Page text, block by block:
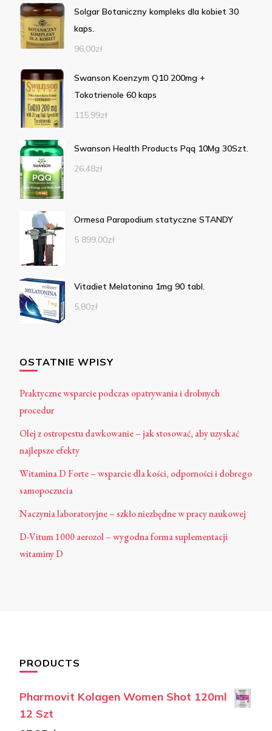
Solgar Botaniczny kompleks dla kobiet 30
kaps.
96,00zł
Swanson Koenzym Q10 200mg +
Tokotrienole 60 kaps
115,99zł
Swanson Health Products Pqq 10Mg 30Szt.
26,48zł
Ormesa Parapodium statyczne STANDY
5 899,00zł
Vitadiet Melatonina 1mg 90 tabl.
5,80zł
OSTATNIE WPISY
Praktyczne wsparcie podczas opatrywania i drobnych
procedur
Olej z ostropestu dawkowanie – jak stosować, aby uzyskać
najlepsze efekty
Witamina D Forte – wsparcie dla kości, odporności i dobrego
samopoczucia
Naczynia laboratoryjne – szkło niezbędne w pracy naukowej
D-Vitum 1000 aerozol – wygodna forma suplementacji
witaminy D
PRODUCTS
Pharmovit Kolagen Women Shot 120ml
12 Szt